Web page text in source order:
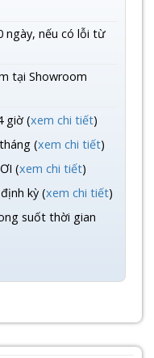
ngày, nếu có lỗi từ
tại Showroom
giờ (xem chi tiết)
(xem chi tiết)
(xem chi tiết)
kỳ (xem chi tiết)
suốt thời gian